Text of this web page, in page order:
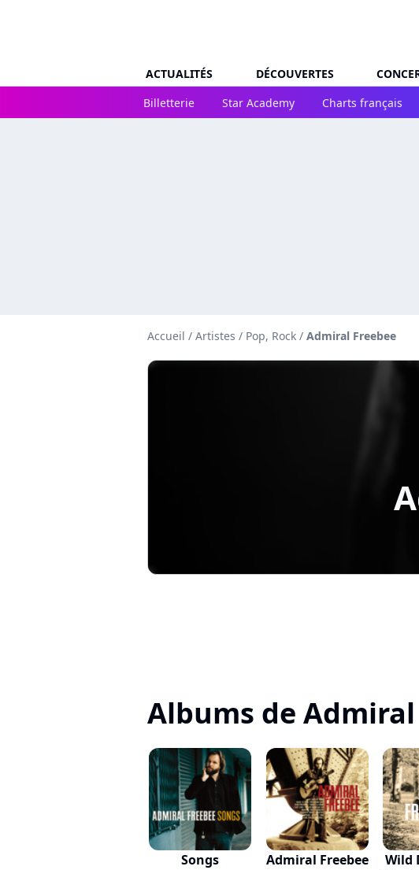
ACTUALITÉS DÉCOUVERTES
Billetterie
Star Academy Charts français
Accueil / Artistes / Pop, Rock / Admiral Freebee
Albums de Admiral
Songs Admiral Freebee
Wild